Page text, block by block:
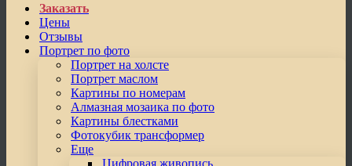
Заказать
Цены
Отзывы
Портрет по фото
Портрет на холсте
Портрет маслом
Картины по номерам
Алмазная мозаика по фото
Картины блестками
Фотокубик трансформер
Еще
Цифровая живопись